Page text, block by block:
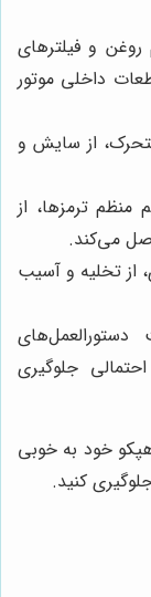
و فیلترهای
داخلی موتور
از سایش و
منظم ترمزها، از
می‌کند.
از تخلیه و آسیب
دستورالعمل‌های
جلوگیری
خود به خوبی
کنید.